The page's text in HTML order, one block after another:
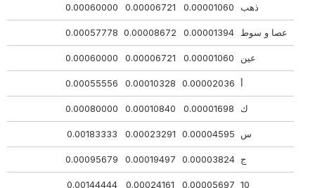
ذهب 0.00001060
0.00006721
0.00060000
عصا و سوط 0.00001394
0.00008672
0.00057778
عين 0.00001060
0.00006721
0.00060000
0.00002036
0.00010328
0.00055556
ك 0.00001698
0.00010840
0.00080000
س 0.00004595
0.00023291
0.00183333
0.00003824
0.00019497
0.00095679
10
0.00005697
0.00024161
0.00144444